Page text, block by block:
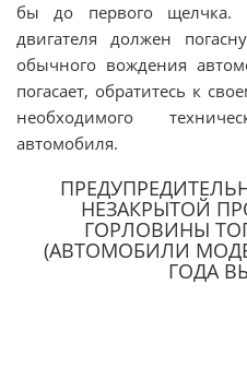
бы до первого щелчка.
двигателя должен
обычного вождения
погасает, обратитесь к
необходимого
автомобиля.
НЕЗАКРЫТОЙ
ГОРЛОВИНЫ
(АВТОМОБИЛИ
ГОДА